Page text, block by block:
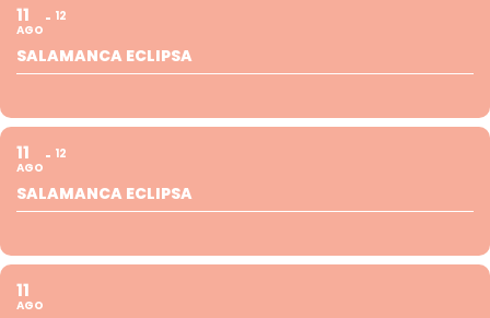
11
AGO
12
SALAMANCA ECLIPSA
11
AGO
12
SALAMANCA ECLIPSA
11
AGO